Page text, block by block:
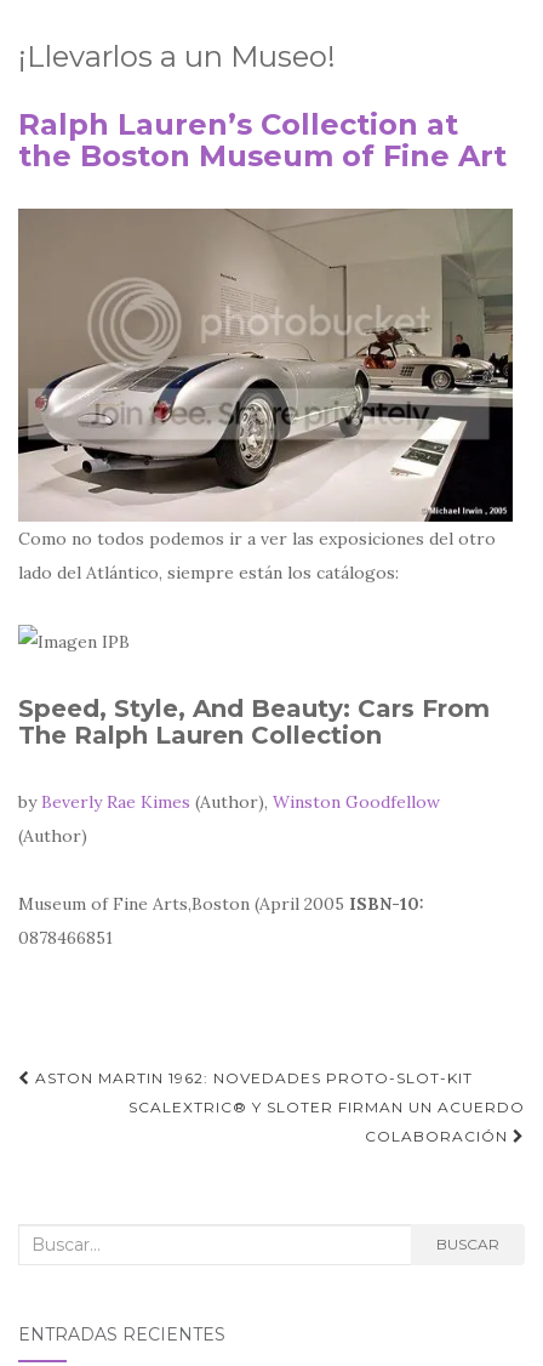
¡Llevarlos a un Museo!
Ralph Lauren’s Collection at
the Boston Museum of Fine Art
Como no todos podemos ir a ver las exposiciones del otro
lado del Atlántico, siempre están los catálogos:
Speed, Style, And Beauty: Cars From
The Ralph Lauren Collection
by Beverly Rae Kimes (Author), Winston Goodfellow
(Author)
Museum of Fine Arts,Boston (April 2005 ISBN-10:
0878466851
Navegación
ASTON MARTIN 1962: NOVEDADES PROTO-SLOT-KIT
SCALEXTRIC® Y SLOTER FIRMAN UN ACUERDO
COLABORACIÓN
Buscar: BUSCAR
ENTRADAS RECIENTES